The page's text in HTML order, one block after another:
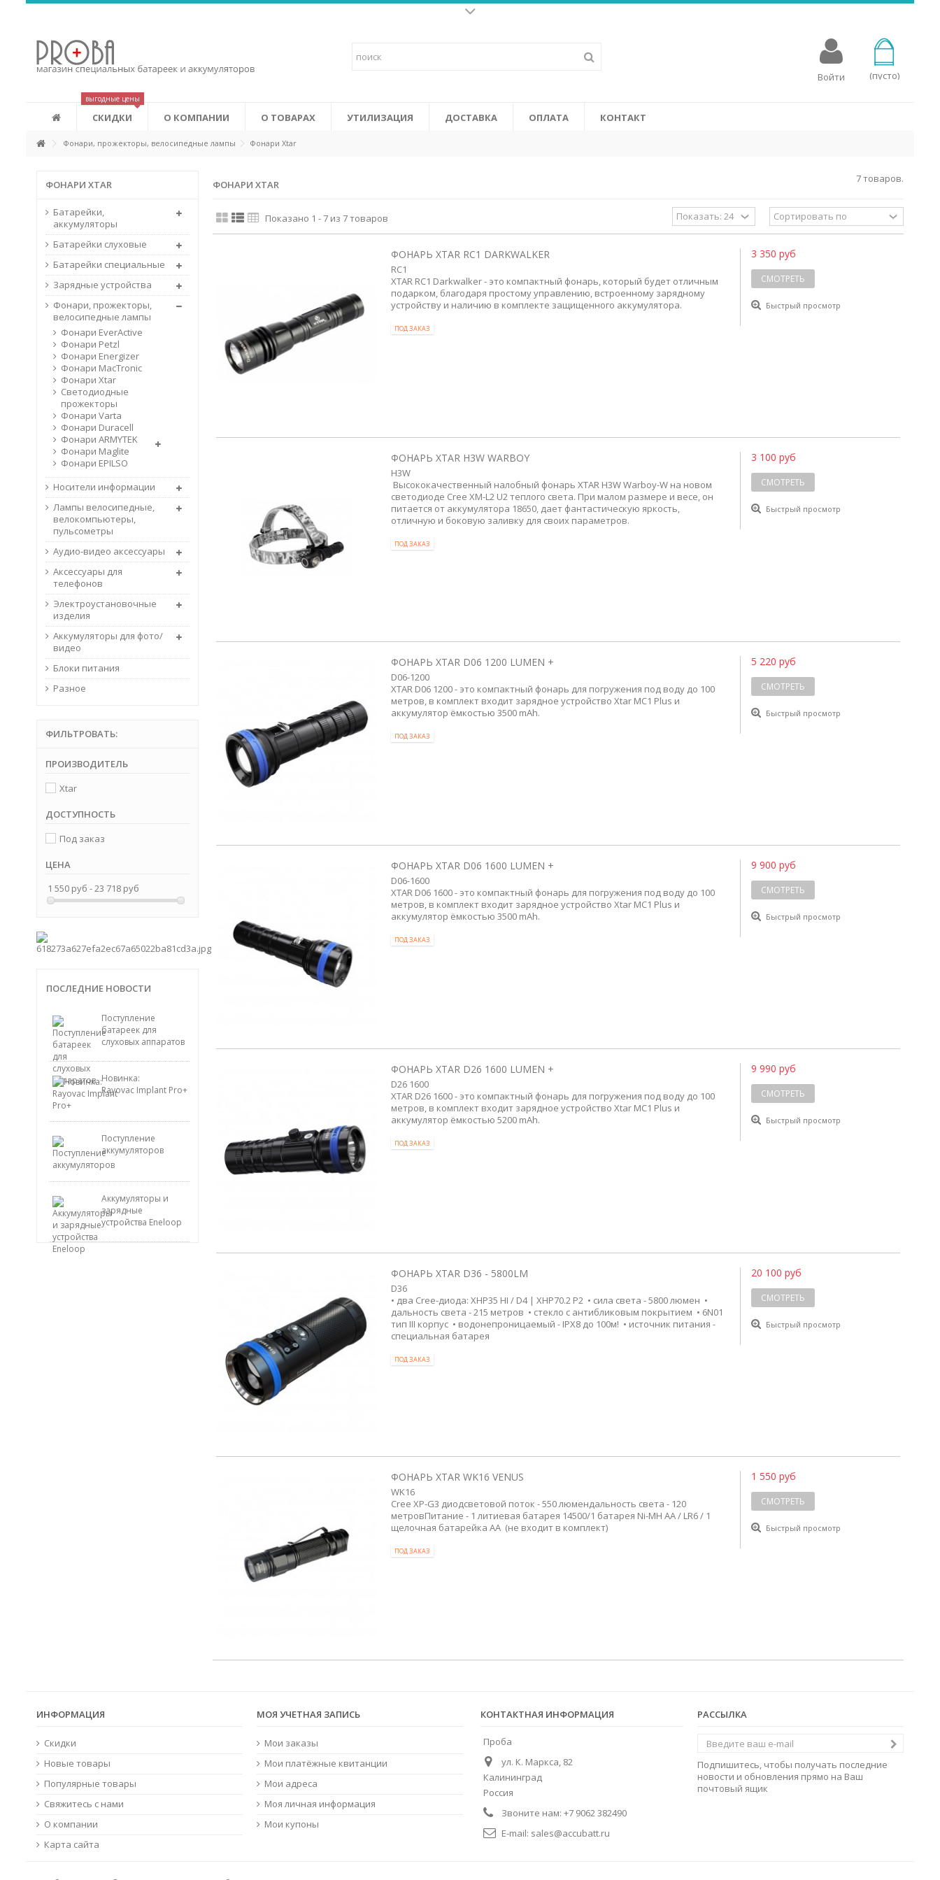
Это новые аккумуляторы, которые сочетают в себе удобство щелочных батареек и
экономичность аккумуляторов. Eneloop может изменить вашу жизнь к
лучшему. Первоначальная зарядка аккумуляторов производится от солнечных батарей в
соответствии с системой «зеленых» сертификатов (Green Power Certifi cation System).
Высококачественные батарейки для слуховых аппаратов, разработаны специально для
последних высокоэффективных устройств. Батарейки Rayovac для слухового аппарата
объединяют в себе повышенную мощность с эко-сознательным процессом производства, в
(пусто)
Войти
СКИДКИ
выгодные цены
О КОМПАНИИ О ТОВАРАХ УТИЛИЗАЦИЯ ДОСТАВКА ОПЛАТА КОНТАКТ
Фонари, прожекторы, велосипедные лампы Фонари Xtar
ФОНАРИ XTAR 7 товаров.
Показано 1 - 7 из 7 товаров
ФОНАРЬ XTAR RC1 DARKWALKER
RC1
XTAR RC1 Darkwalker - это компактный фонарь, который будет отличным
подарком, благодаря простому управлению, встроенному зарядному
устройству и наличию в комплекте защищенного аккумулятора.
ПОД ЗАКАЗ
3 350 руб
СМОТРЕТЬ
Быстрый просмотр
ФОНАРЬ XTAR H3W WARBOY
H3W
Высококачественный налобный фонарь XTAR H3W Warboy-W на новом
светодиоде Cree XM-L2 U2 теплого света. При малом размере и весе, он
питается от аккумулятора 18650, дает фантастическую яркость,
отличную и боковую заливку для своих параметров.
ПОД ЗАКАЗ
3 100 руб
СМОТРЕТЬ
Быстрый просмотр
ФОНАРЬ XTAR D06 1200 LUMEN +
D06-1200
XTAR D06 1200 - это компактный фонарь для погружения под воду до 100
метров, в комплект входит зарядное устройство Xtar MC1 Plus и
аккумулятор ёмкостью 3500 mAh.
ПОД ЗАКАЗ
5 220 руб
СМОТРЕТЬ
Быстрый просмотр
ФОНАРЬ XTAR D06 1600 LUMEN +
D06-1600
XTAR D06 1600 - это компактный фонарь для погружения под воду до 100
метров, в комплект входит зарядное устройство Xtar MC1 Plus и
аккумулятор ёмкостью 3500 mAh.
ПОД ЗАКАЗ
9 900 руб
СМОТРЕТЬ
Быстрый просмотр
ФОНАРЬ XTAR D26 1600 LUMEN +
D26 1600
XTAR D26 1600 - это компактный фонарь для погружения под воду до 100
метров, в комплект входит зарядное устройство Xtar MC1 Plus и
аккумулятор ёмкостью 5200 mAh.
ПОД ЗАКАЗ
9 990 руб
СМОТРЕТЬ
Быстрый просмотр
ФОНАРЬ XTAR D36 - 5800LM
D36
• два Cree-диода: XHP35 HI / D4 | XHP70.2 P2 • сила света - 5800 люмен •
дальность света - 215 метров • стекло с антибликовым покрытием • 6N01
тип III корпус • водонепроницаемый - IPX8 до 100м! • источник питания -
специальная батарея
ПОД ЗАКАЗ
20 100 руб
СМОТРЕТЬ
Быстрый просмотр
ФОНАРЬ XTAR WK16 VENUS
WK16
Cree XP-G3 диодсветовой поток - 550 люмендальность света - 120
метровПитание - 1 литиевая батарея 14500/1 батарея Ni-MH AA / LR6 / 1
щелочная батарейка AA (не входит в комплект)
ПОД ЗАКАЗ
1 550 руб
СМОТРЕТЬ
Быстрый просмотр
ФОНАРИ XTAR
Батарейки,
аккумуляторы
Батарейки слуховые
Батарейки специальные
Зарядные устройства
Фонари, прожекторы,
велосипедные лампы
Фонари EverActive
Фонари Petzl
Фонари Energizer
Фонари MacTronic
Фонари Xtar
Светодиодные
прожекторы
Фонари Varta
Фонари Duracell
Фонари ARMYTEK
Фонари Maglite
Фонари EPILSO
Носители информации
Лампы велосипедные,
велокомпьютеры,
пульсометры
Аудио-видео аксессуары
Аксессуары для
телефонов
Электроустановочные
изделия
Аккумуляторы для фото/
видео
Блоки питания
Разное
ФИЛЬТРОВАТЬ:
ПРОИЗВОДИТЕЛЬ
Xtar
ДОСТУПНОСТЬ
Под заказ
ЦЕНА
1 550 руб - 23 718 руб
ПОСЛЕДНИЕ НОВОСТИ
Поступление
батареек для
слуховых аппаратов
Новинка:
Rayovac Implant Pro+
Поступление
аккумуляторов
Аккумуляторы и
зарядные
устройства Eneloop
ИНФОРМАЦИЯ
Скидки
Новые товары
Популярные товары
Свяжитесь с нами
О компании
Карта сайта
МОЯ УЧЕТНАЯ ЗАПИСЬ
Мои заказы
Мои платёжные квитанции
Мои адреса
Моя личная информация
Мои купоны
КОНТАКТНАЯ ИНФОРМАЦИЯ
Проба
ул. К. Маркса, 82
Калининград
Россия
Звоните нам: +7 9062 382490
E-mail: sales@accubatt.ru
РАССЫЛКА
Подпишитесь, чтобы получать последние
новости и обновления прямо на Ваш
почтовый ящик